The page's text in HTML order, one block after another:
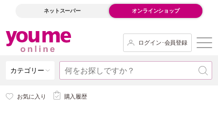
ネットスーパー オンラインショップ
ログイン･会員登録
カテゴリー
お気に入り 購入履歴